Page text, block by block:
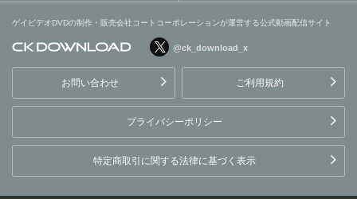
ゲイビデオDVDの制作・販売会社コートコーポレーションが運営する公式動画配信サイト
ョンが運営する公式動画配
信サイト
@ck_download_x
お問い合わせ ご利用規約
プライバシーポリシー
特定商取引に関する法律に基づく表示